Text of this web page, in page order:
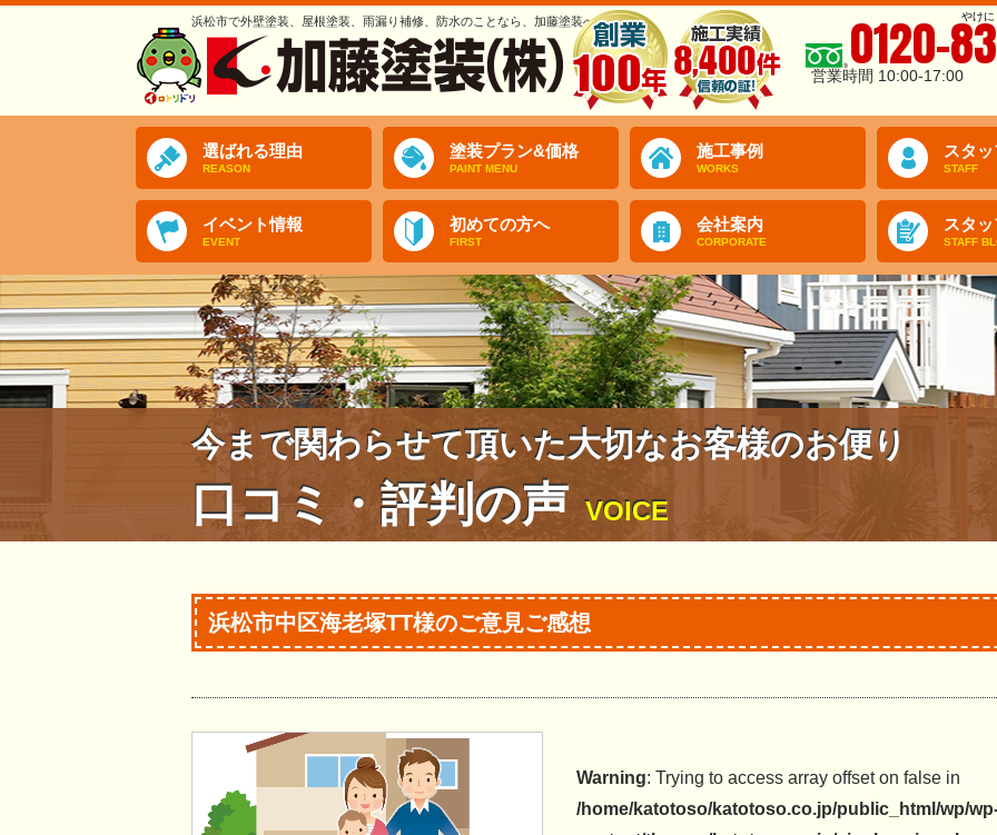
浜松市で外壁塗装、屋根塗装、雨漏り補修、防水のことなら、加藤塗装へ やけに
0120-
営業時間 10:00-17:00
選ばれる理由
REASON
塗装プラン&価格
PAINT MENU
施工事例
WORKS
スタ
STAFF
イベント情報
EVENT
初めての方へ
FIRST
会社案内
CORPORATE
スタ
STAFF
今まで関わらせて頂いた大切なお客様のお便り
口コミ・評判の声 VOICE
浜松市中区海老塚TT様のご意見ご感想
Warning: Trying to access array offset on false in
/home/katotoso/katotoso.co.jp/public_html/wp/